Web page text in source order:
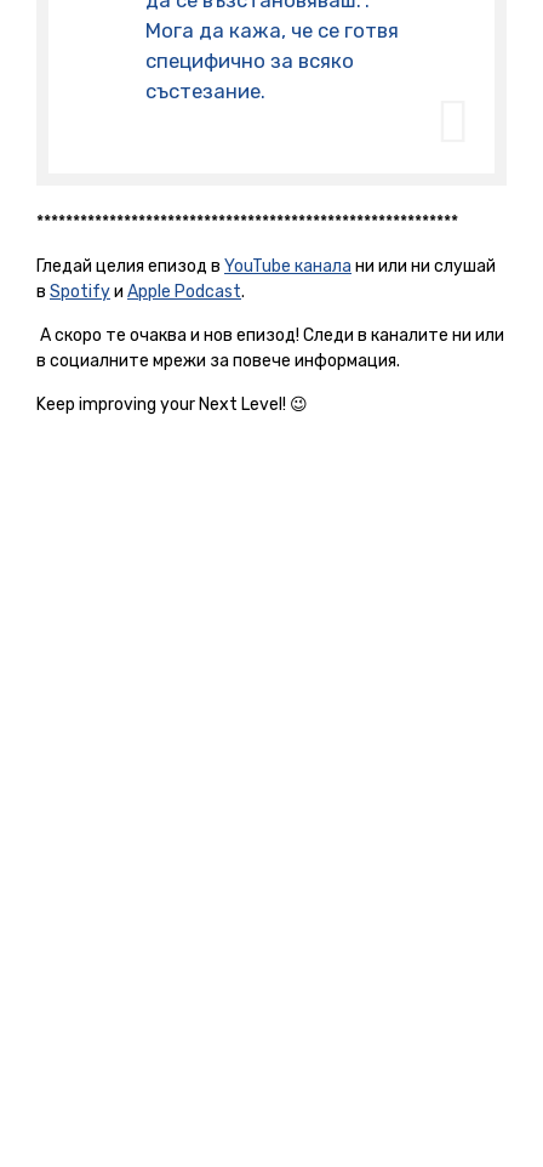
Мога да кажа, че се готвя
специфично за всяко
състезание.
**********************************************************
Гледай целия епизод в YouTube канала ни или ни слушай
в Spotifyи Apple Podcast.
А скоро те очаква и нов епизод! Следи в каналите ни или
в социалните мрежи за повече информация.
Keep improving your Next Level! 😉